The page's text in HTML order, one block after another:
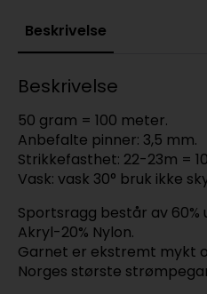
Beskrivelse
Beskrivelse
50 gram = 100 meter.
Anbefalte pinner: 3,5 mm.
Strikkefasthet: 22-23m =
Vask: vask 30° bruk ikke
Sportsragg består av 60%
Akryl-20% Nylon.
Garnet er ekstremt mykt
Norges største